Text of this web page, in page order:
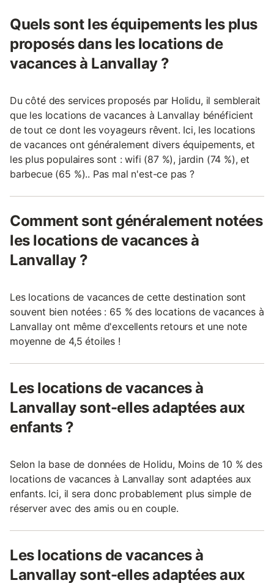
Quels sont les équipements les plus
proposés dans les locations de
vacances à Lanvallay ?
Du côté des services proposés par Holidu, il semblerait
que les locations de vacances à Lanvallay bénéficient
de tout ce dont les voyageurs rêvent. Ici, les locations
de vacances ont généralement divers équipements, et
les plus populaires sont : wifi (87 %), jardin (74 %), et
barbecue (65 %).. Pas mal n'est-ce pas ?
Comment sont généralement notées
les locations de vacances à
Lanvallay ?
Les locations de vacances de cette destination sont
souvent bien notées : 65 % des locations de vacances à
Lanvallay ont même d'excellents retours et une note
moyenne de 4,5 étoiles !
Les locations de vacances à
Lanvallay sont-elles adaptées aux
enfants ?
Selon la base de données de Holidu, Moins de 10 % des
locations de vacances à Lanvallay sont adaptées aux
enfants. Ici, il sera donc probablement plus simple de
réserver avec des amis ou en couple.
Les locations de vacances à
Lanvallay sont-elles adaptées aux